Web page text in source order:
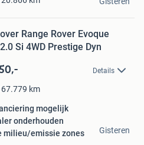
Range Rover Evoque
Si 4WD Prestige Dyn
Details
km
mogelijk
onderhouden
milieu/emissie zones
Gisteren